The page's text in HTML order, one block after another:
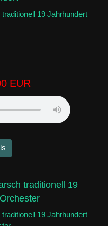
EUR
traditionell 19